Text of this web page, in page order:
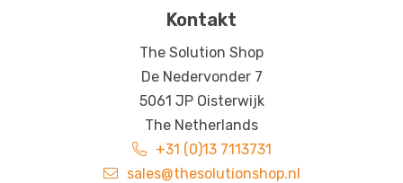
Kontakt
The Solution Shop
De Nedervonder 7
5061 JP Oisterwijk
The Netherlands
+31 (0)13 7113731
sales@thesolutionshop.nl